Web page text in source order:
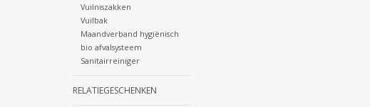
Vuilniszakken
Vuilbak
Maandverband hygiënisch
bio afvalsysteem
Sanitairreiniger
RELATIEGESCHENKEN